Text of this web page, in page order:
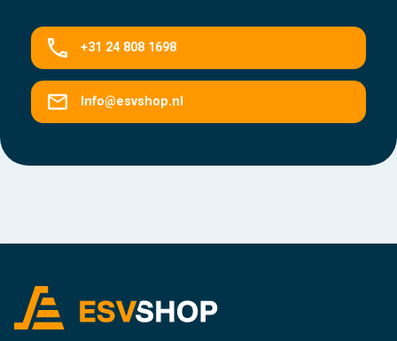
+31 24 808 1698
Info@esvshop.nl